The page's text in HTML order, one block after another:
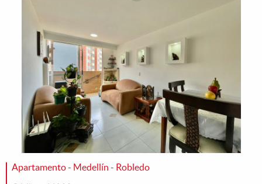
Apartamento - Medellín - Robledo